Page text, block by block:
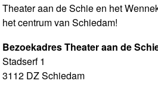
Theater aan de Schie en het
het centrum van Schiedam!
Bezoekadres Theater aan de
Stadserf 1
3112 DZ Schiedam